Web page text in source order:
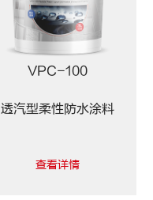
VPC-100
透汽型柔性防水涂料
查看详情